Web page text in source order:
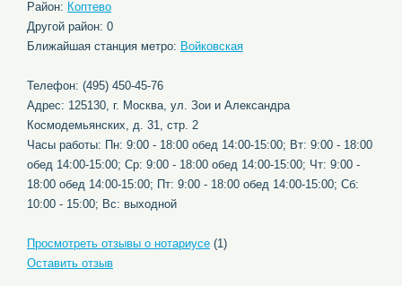
Район: Коптево
Другой район: 0
Ближайшая станция метро: Войковская
Телефон: (495) 450-45-76
Адрес: 125130, г. Москва, ул. Зои и Александра
Космодемьянских, д. 31, стр. 2
Часы работы: Пн: 9:00 - 18:00 обед 14:00-15:00; Вт: 9:00 - 18:00
обед 14:00-15:00; Ср: 9:00 - 18:00 обед 14:00-15:00; Чт: 9:00 -
18:00 обед 14:00-15:00; Пт: 9:00 - 18:00 обед 14:00-15:00; Сб:
10:00 - 15:00; Вс: выходной
Просмотреть отзывы о нотариусе (1)
Оставить отзыв